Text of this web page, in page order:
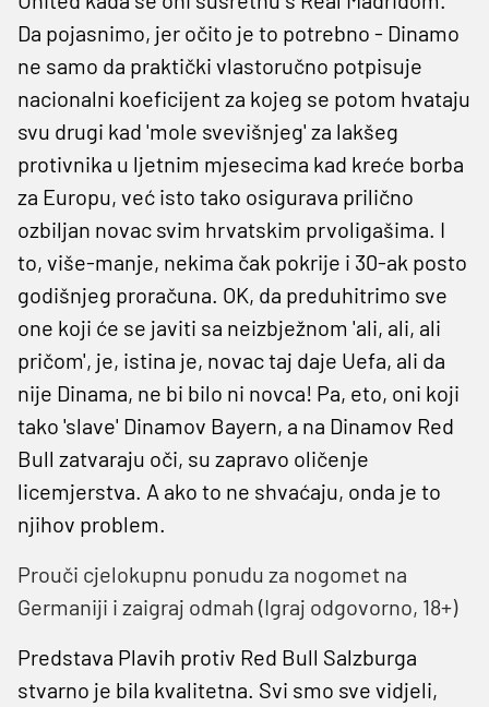
Da pojasnimo, jer očito je to potrebno - Dinamo
ne samo da praktički vlastoručno potpisuje
nacionalni koeficijent za kojeg se potom hvataju
svu drugi kad 'mole svevišnjeg' za lakšeg
protivnika u ljetnim mjesecima kad kreće borba
za Europu, već isto tako osigurava prilično
ozbiljan novac svim hrvatskim prvoligašima. I
to, više-manje, nekima čak pokrije i 30-ak posto
godišnjeg proračuna. OK, da preduhitrimo sve
one koji će se javiti sa neizbježnom 'ali, ali, ali
pričom', je, istina je, novac taj daje Uefa, ali da
nije Dinama, ne bi bilo ni novca! Pa, eto, oni koji
tako 'slave' Dinamov Bayern, a na Dinamov Red
Bull zatvaraju oči, su zapravo oličenje
licemjerstva. A ako to ne shvaćaju, onda je to
njihov problem.
Prouči cjelokupnu ponudu za nogomet na
Germaniji i zaigraj odmah (Igraj odgovorno, 18+)
Predstava Plavih protiv Red Bull Salzburga
stvarno je bila kvalitetna. Svi smo sve vidjeli,